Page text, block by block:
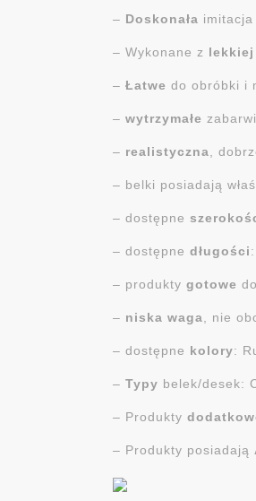
– Doskonała imitacja
– Wykonane z lekkiej
– Łatwe do obróbki i
– wytrzymałe
– realistyczna,
– belki posiadają
– dostępne
– dostępne długości
– produkty gotowe
– niska waga, nie
– dostępne kolory:
– Typy belek/desek:
– Produkty
– Produkty posiadają